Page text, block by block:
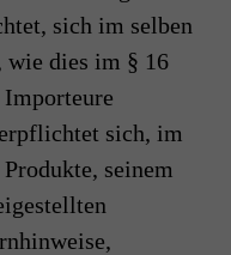
sich im selben
wie dies im § 16
sich, im
seinem